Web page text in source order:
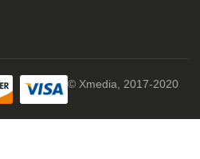
© Xmedia, 2017-2020